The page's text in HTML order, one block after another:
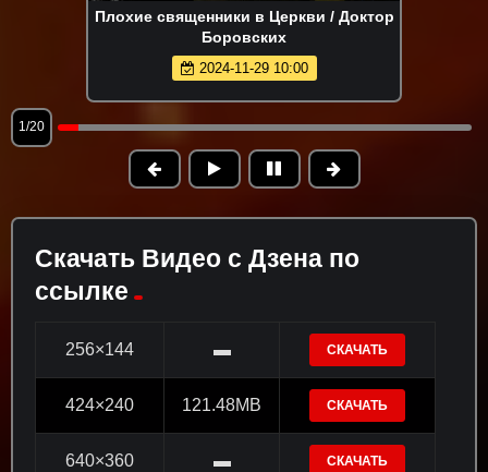
Плохие священники в Церкви / Доктор
Боровских
2024-11-29 10:00
1/20
Скачать Видео с Дзена по
ссылке
256×144 ▬ СКАЧАТЬ
424×240 121.48MB СКАЧАТЬ
640×360 ▬ СКАЧАТЬ